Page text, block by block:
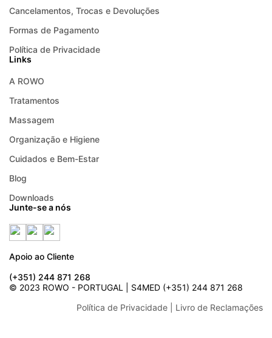
Cancelamentos, Trocas e Devoluções
Formas de Pagamento
Política de Privacidade
Links
A ROWO
Tratamentos
Massagem
Organização e Higiene
Cuidados e Bem-Estar
Blog
Downloads
Junte-se a nós
Apoio ao Cliente
(+351) 244 871 268
© 2023 ROWO - PORTUGAL | S4MED (+351) 244 871 268
Política de Privacidade
| Livro de Reclamações